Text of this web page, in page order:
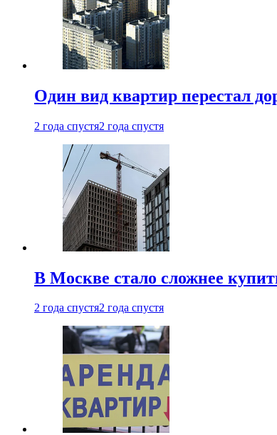
Один вид квартир перестал
2 года спустя2 года спустя
В Москве стало сложнее
2 года спустя2 года спустя